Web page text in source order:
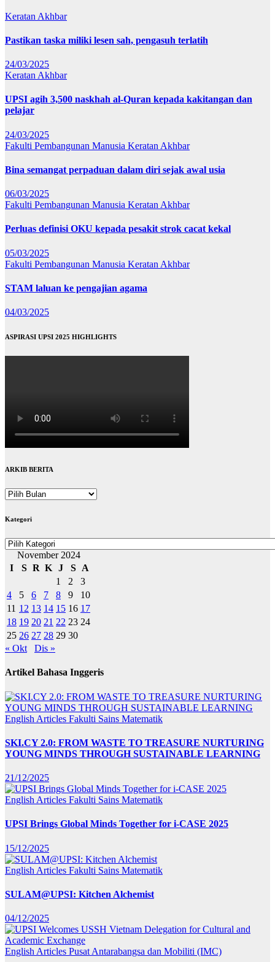
Keratan Akhbar
Pastikan taska miliki lesen sah, pengasuh terlatih
24/03/2025
Keratan Akhbar
UPSI agih 3,500 naskhah al-Quran kepada kakitangan dan
pelajar
24/03/2025
Fakulti Pembangunan Manusia Keratan Akhbar
Bina semangat perpaduan dalam diri sejak awal usia
06/03/2025
Fakulti Pembangunan Manusia Keratan Akhbar
Perluas definisi OKU kepada pesakit strok cacat kekal
05/03/2025
Fakulti Pembangunan Manusia Keratan Akhbar
STAM laluan ke pengajian agama
04/03/2025
ASPIRASI UPSI 2025 HIGHLIGHTS
ARKIB BERITA
ARKIB
Kategori
Kategori
November 2024
I
S R K J S
A
1
2
3
4
5 6 7 8 9
10
11 12 13 14 15 16 17
18 19 20 21 22 23 24
25 26 27 28 29 30
« Okt
Dis »
Artikel Bahasa Inggeris
English Articles Fakulti Sains Matematik
SKI.CY 2.0: FROM WASTE TO TREASURE NURTURING
YOUNG MINDS THROUGH SUSTAINABLE LEARNING
21/12/2025
English Articles Fakulti Sains Matematik
UPSI Brings Global Minds Together for i-CASE 2025
15/12/2025
English Articles Fakulti Sains Matematik
SULAM@UPSI: Kitchen Alchemist
04/12/2025
English Articles Pusat Antarabangsa dan Mobiliti (IMC)